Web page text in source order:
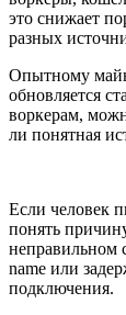
это снижает
разных
Опытному
обновляется
воркерам,
ли понятная
Если человек
понять
неправильном
name или
подключения.